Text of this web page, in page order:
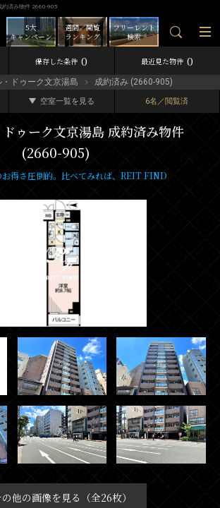
約済み物件 2660-905
フリーレント
検索
週間／閲覧
ランキング
5大
キャンペーン
保存した条件 0 最近見た物件 0
・ドゥーク文京湯島 成約済み (2660-905)
空室一覧を見る 6名／閲覧済
ゥーク文京湯島 成約済み物件
(2660-905)
得さ圧倒的。比べてみれば、REIT FIND
の他の画像を見る（全26枚）